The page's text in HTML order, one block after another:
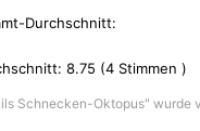
Durchschnitt:
8.75 (4 Stimmen )
Schnecken-Oktopus" wurde